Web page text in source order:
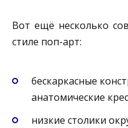
Вот ещё несколько
стиле поп-арт:
бескаркасные
анатомические
низкие столики